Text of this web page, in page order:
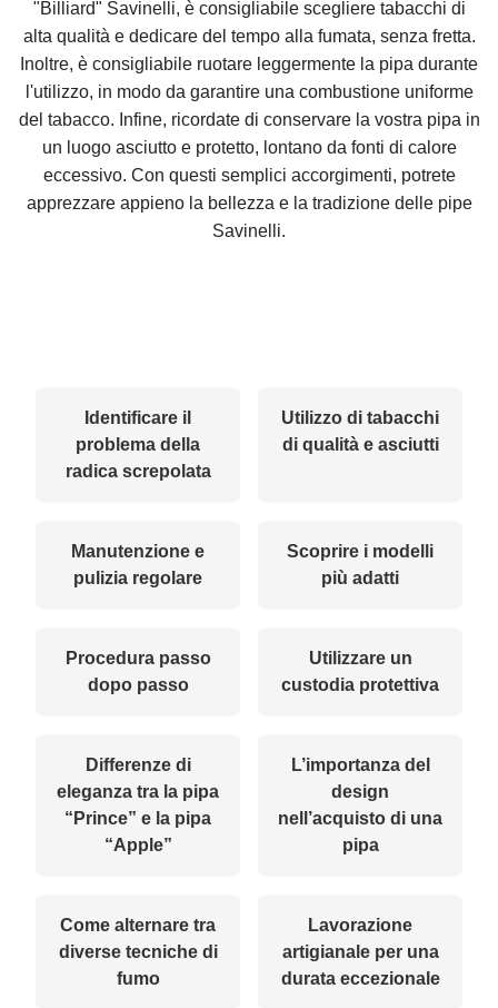
"Billiard" Savinelli, è consigliabile scegliere tabacchi di
alta qualità e dedicare del tempo alla fumata, senza fretta.
Inoltre, è consigliabile ruotare leggermente la pipa durante
l'utilizzo, in modo da garantire una combustione uniforme
del tabacco. Infine, ricordate di conservare la vostra pipa in
un luogo asciutto e protetto, lontano da fonti di calore
eccessivo. Con questi semplici accorgimenti, potrete
apprezzare appieno la bellezza e la tradizione delle pipe
Savinelli.
Identificare il
problema della
radica screpolata
Utilizzo di tabacchi
di qualità e asciutti
Manutenzione e
pulizia regolare
Scoprire i modelli
più adatti
Procedura passo
dopo passo
Utilizzare un
custodia protettiva
Differenze di
eleganza tra la pipa
“Prince” e la pipa
“Apple”
L’importanza del
design
nell’acquisto di una
pipa
Come alternare tra
diverse tecniche di
fumo
Lavorazione
artigianale per una
durata eccezionale